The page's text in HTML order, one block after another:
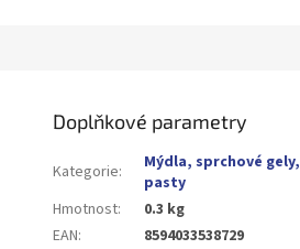
Doplňkové parametry
Kategorie:
Mýdla, sprchové gely,
pasty
Hmotnost:
0.3 kg
EAN: 8594033538729